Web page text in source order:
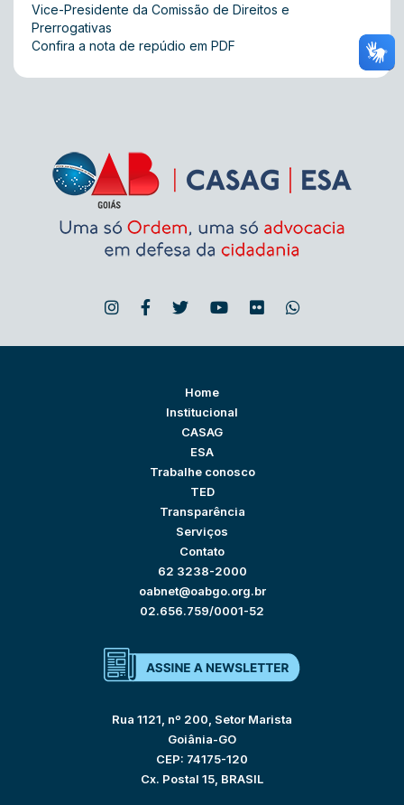
Vice-Presidente da Comissão de Direitos e
Prerrogativas
Confira a nota de repúdio em PDF
Home
Institucional
CASAG
ESA
Trabalhe conosco
TED
Transparência
Serviços
Contato
62 3238-2000
oabnet@oabgo.org.br
02.656.759/0001-52
Rua 1121, nº 200, Setor Marista
Goiânia-GO
CEP: 74175-120
Cx. Postal 15, BRASIL